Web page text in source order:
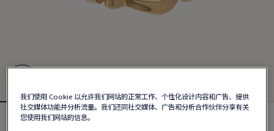
我们使用 Cookie 以允许我们网站的正常工作、个性化设计内容和广告、提供
社交媒体功能并分析流量。我们还同社交媒体、广告和分析合作伙伴分享有关
您使用我们网站的信息。